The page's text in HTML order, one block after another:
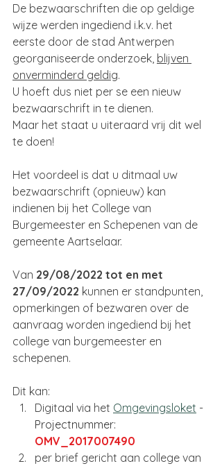
De bezwaarschriften die op geldige
wijze werden ingediend i.k.v. het
eerste door de stad Antwerpen
georganiseerde onderzoek, blijven
onverminderd geldig.
U hoeft dus niet per se een nieuw
bezwaarschrift in te dienen.
Maar het staat u uiteraard vrij dit wel
te doen!
Het voordeel is dat u ditmaal uw
bezwaarschrift (opnieuw) kan
indienen bij het College van
Burgemeester en Schepenen van de
gemeente Aartselaar.
Van 29/08/2022 tot en met
27/09/2022 kunnen er standpunten,
opmerkingen of bezwaren over de
aanvraag worden ingediend bij het
college van burgemeester en
schepenen.
Dit kan:
Digitaal via het Omgevingsloket -
Projectnummer:
OMV_2017007490
per brief gericht aan college van